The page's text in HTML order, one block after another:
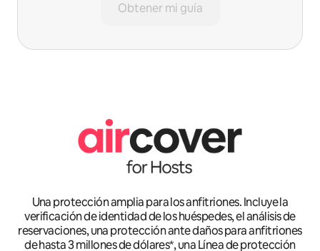
Obtener mi guía
Una protección amplia para los anfitriones. Incluye la
verificación de identidad de los huéspedes, el análisis de
reservaciones, una protección ante daños para anfitriones
de hasta 3 millones de dólares*, una Línea de protección